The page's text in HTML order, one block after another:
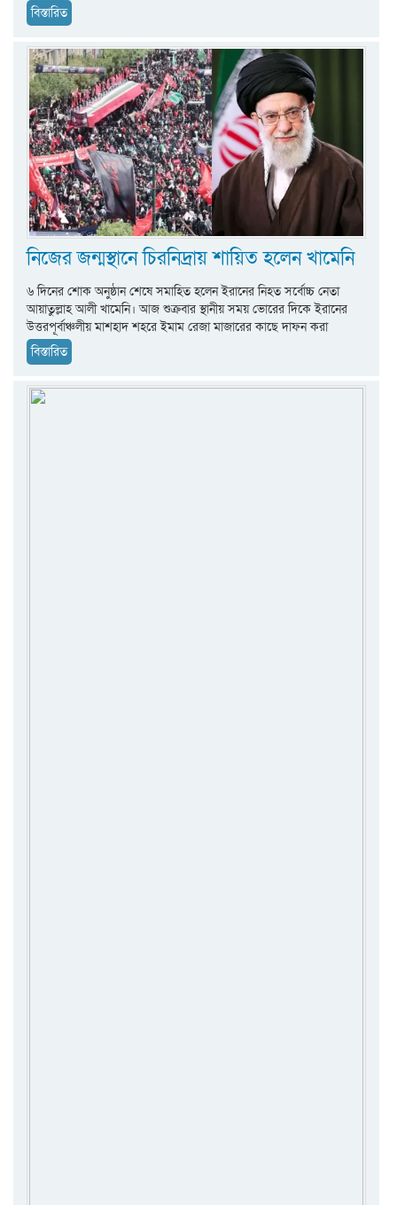
বিস্তারিত
নিজের জন্মস্থানে চিরনিদ্রায় শায়িত হলেন খামেনি
৬ দিনের শোক অনুষ্ঠান শেষে সমাহিত হলেন ইরানের নিহত সর্বোচ্চ নেতা
আয়াতুল্লাহ আলী খামেনি। আজ শুক্রবার স্থানীয় সময় ভোরের দিকে ইরানের
উত্তরপূর্বাঞ্চলীয় মাশহাদ শহরে ইমাম রেজা মাজারের কাছে দাফন করা
বিস্তারিত